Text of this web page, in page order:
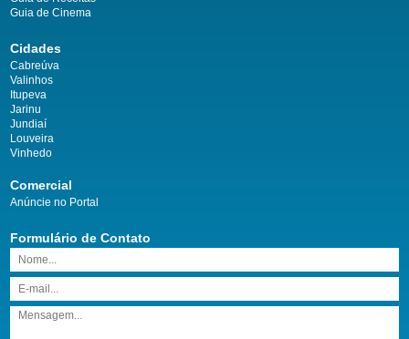
Guia de Cinema
Cidades
Cabreúva
Valinhos
Itupeva
Jarinu
Jundiaí
Louveira
Vinhedo
Comercial
Anúncie no Portal
Formulário de Contato